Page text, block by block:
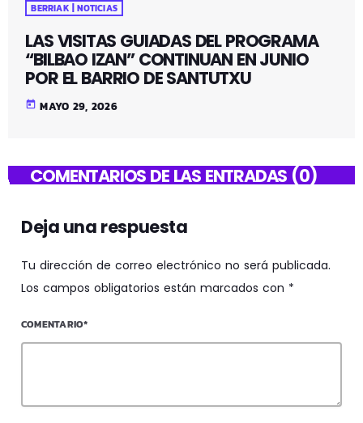
BERRIAK | NOTICIAS
LAS VISITAS GUIADAS DEL PROGRAMA
“BILBAO IZAN” CONTINUAN EN JUNIO
POR EL BARRIO DE SANTUTXU
today MAYO 29, 2026
COMENTARIOS DE LAS ENTRADAS (0)
Deja una respuesta
Tu dirección de correo electrónico no será publicada.
Los campos obligatorios están marcados con *
COMENTARIO*